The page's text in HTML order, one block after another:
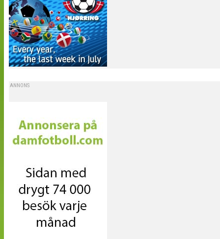
ANNONS